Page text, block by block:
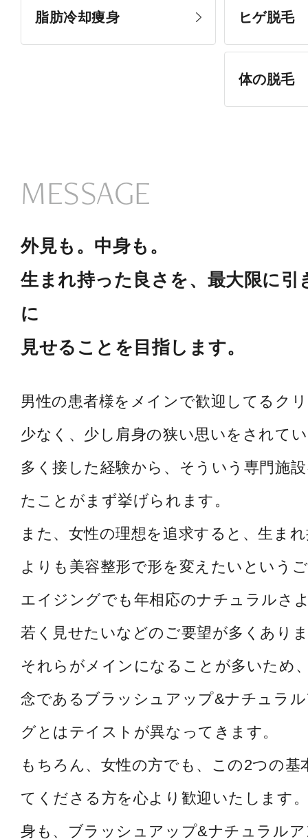
脂肪冷却痩身 ヒゲ脱毛
体の脱毛
MESSAGE
外見も。中身も。
生まれ持った良さを、最大限に引
に
見せることを目指します。
男性の患者様をメインで歓迎してるク
少なく、少し肩身の狭い思いをされて
多く接した経験から、そういう専門施
たことがまず挙げられます。
また、女性の理想を追求すると、生ま
よりも美容整形で形を変えたいという
エイジングでも年相応のナチュラルさ
若く見せたいなどのご要望が多くあり
それらがメインになることが多いため
念であるブラッシュアップ&ナチュラ
グとはテイストが異なってきます。
もちろん、女性の方でも、この2つの基
てくださる方を心より歓迎いたします
身も、ブラッシュアップ&ナチュラル